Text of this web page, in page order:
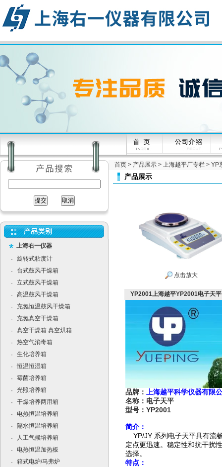
上海右一仪器
·
旋转式粘度计
·
台式鼓风干燥箱
·
立式鼓风干燥箱
·
高温鼓风干燥箱
·
充氮恒温鼓风干燥箱
·
充氮真空干燥箱
·
真空干燥箱 真空烘箱
·
热空气消毒箱
·
生化培养箱
·
恒温恒湿箱
·
霉菌培养箱
·
光照培养箱
·
干燥培养两用箱
·
电热恒温培养箱
·
隔水恒温培养箱
·
人工气候培养箱
·
电热恒温加热板
·
箱式电炉/马弗炉
首页 > 产品展示 > 上海越平厂专栏 > YP
产品展示
点击放大
YP2001上海越平YP2001电子天
品牌：
上海越平科学仪器有限
名称：电子天平
型号：YP2001
简介：
YP/JY 系列电子天平具有流
定点更迅速。稳定性和抗干扰
选择。
特点：